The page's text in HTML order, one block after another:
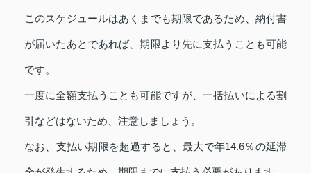
このスケジュールはあくまでも期限であるため、納付書
が届いたあとであれば、期限より先に支払うことも可能
です。
一度に全額支払うことも可能ですが、一括払いによる割
引などはないため、注意しましょう。
なお、支払い期限を超過すると、最大で年14.6％の延滞